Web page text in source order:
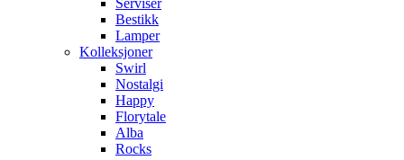
Serviser
Bestikk
Lamper
Kolleksjoner
Swirl
Nostalgi
Happy
Florytale
Alba
Rocks